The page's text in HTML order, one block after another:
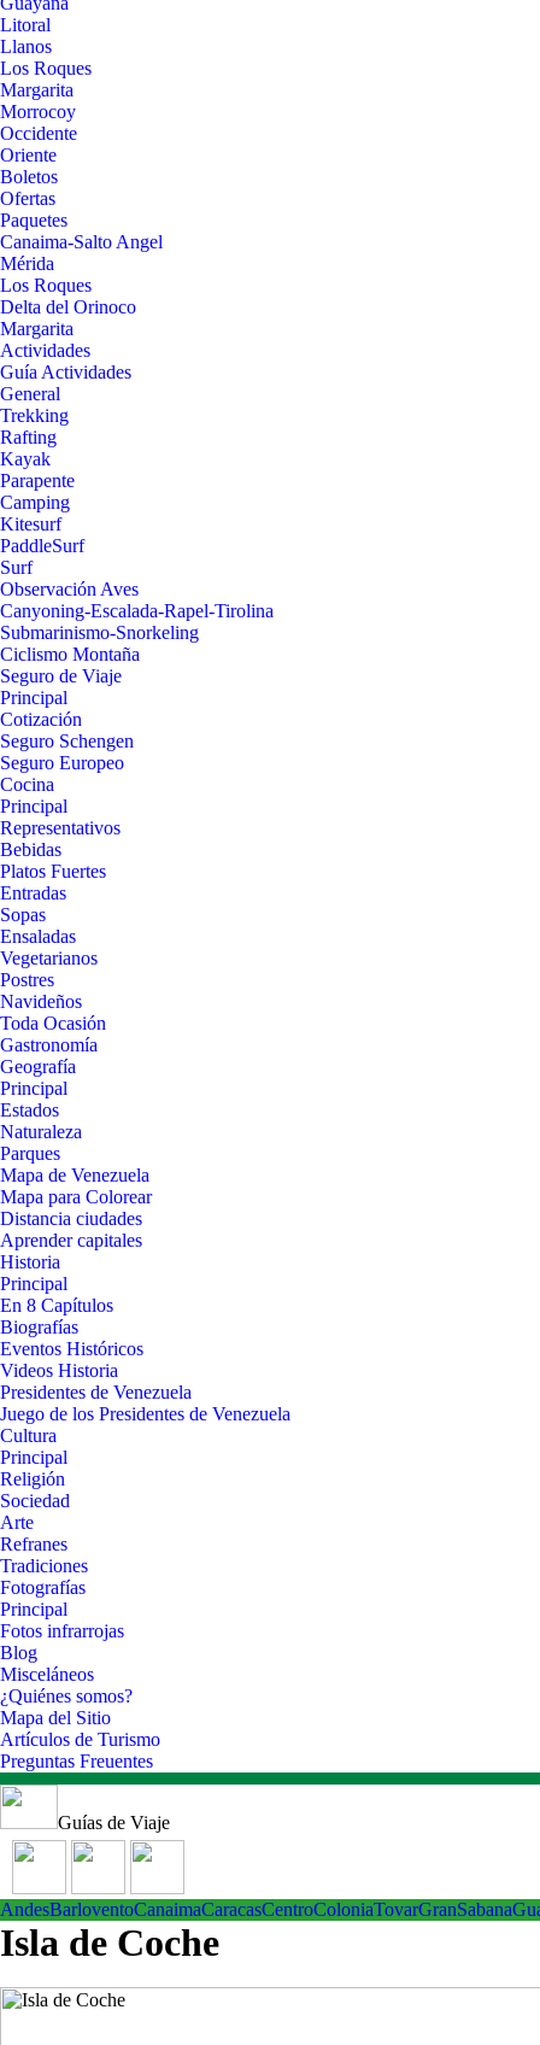
Litoral
Llanos
Los Roques
Margarita
Morrocoy
Occidente
Oriente
Boletos
Ofertas
Paquetes
Canaima-Salto Angel
Mérida
Los Roques
Delta del Orinoco
Margarita
Actividades
Guía Actividades
General
Trekking
Rafting
Kayak
Parapente
Camping
Kitesurf
PaddleSurf
Surf
Observación Aves
Canyoning-Escalada-Rapel-Tirolina
Submarinismo-Snorkeling
Ciclismo Montaña
Seguro de Viaje
Principal
Cotización
Seguro Schengen
Seguro Europeo
Cocina
Principal
Representativos
Bebidas
Platos Fuertes
Entradas
Sopas
Ensaladas
Vegetarianos
Postres
Navideños
Toda Ocasión
Gastronomía
Geografía
Principal
Estados
Naturaleza
Parques
Mapa de Venezuela
Mapa para Colorear
Distancia ciudades
Aprender capitales
Historia
Principal
En 8 Capítulos
Biografías
Eventos Históricos
Videos Historia
Presidentes de Venezuela
Juego de los Presidentes de Venezuela
Cultura
Principal
Religión
Sociedad
Arte
Refranes
Tradiciones
Fotografías
Principal
Fotos infrarrojas
Blog
Misceláneos
¿Quiénes somos?
Mapa del Sitio
Artículos de Turismo
Preguntas Freuentes
Guías de Viaje
AndesBarloventoCanaimaCaracasCentroColoniaTovarGranSabana
Isla de Coche